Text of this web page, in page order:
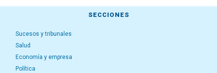
SECCIONES
Sucesos y tribunales
Salud
Economía y empresa
Política